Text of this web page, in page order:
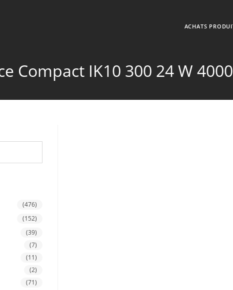
ACHATS
Compact IK10 300 24 W
(476)
(152)
(39)
(7)
(11)
(2)
(71)